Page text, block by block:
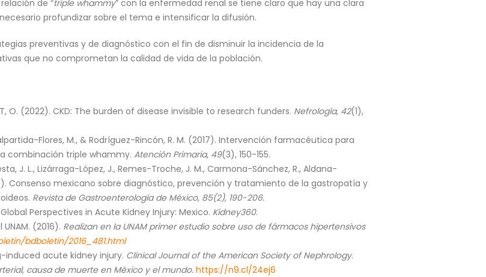
de “triple whammy” con la enfermedad renal se tiene claro que hay una clara
profundizar sobre el tema e intensificar la difusión.
preventivas y de diagnóstico con el fin de disminuir la incidencia de la
que no comprometan la calidad de vida de la población.
SET, O. (2022). CKD: The burden of disease invisible to research funders. Nefrología, 42(1),
Flores, M., & Rodríguez-Rincón, R. M. (2017). Intervención farmacéutica para
combinación triple whammy. Atención Primaria, 49(3), 150-155.
J. L., Lizárraga-López, J., Remes-Troche, J. M., Carmona-Sánchez, R., Aldana-
Consenso mexicano sobre diagnóstico, prevención y tratamiento de la gastropatía y
Revista de Gastroenterología de México, 85(2), 190-206.
Perspectives in Acute Kidney Injury: Mexico. Kidney360.
(2016). Realizan en la UNAM primer estudio sobre uso de fármacos hipertensivos
bdboletin/2016_481.html
induced acute kidney injury. Clinical Journal of the American Society of Nephrology.
causa de muerte en México y el mundo. https://n9.cl/24ej6